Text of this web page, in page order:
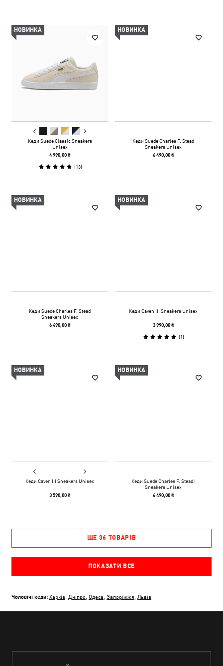
НОВИНКА
Кеди Suede Classic Sneakers
Unisex
4 990,00 ₴
(13)
НОВИНКА
Кеди Suede Charles F. Stead
Sneakers Unisex
6 490,00 ₴
НОВИНКА
Кеди Suede Charles F. Stead
Sneakers Unisex
6 490,00 ₴
НОВИНКА
Кеди Caven III Sneakers Unisex
3 990,00 ₴
(1)
НОВИНКА
Кеди Caven III Sneakers Unisex
3 590,00 ₴
НОВИНКА
Кеди Suede Charles F. Stead I
Sneakers Unisex
6 490,00 ₴
ЩЕ 36 ТОВАРІВ
ПОКАЗАТИ ВСЕ
Чоловічі кеди: Харків Дніпро Одеса Запоріжжя Львів